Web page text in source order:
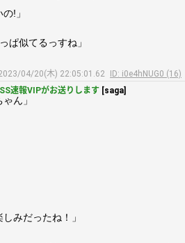
!」
ぱ似てるっすね」
04/20(木) 22:05:01.62
ID: i0e4hNUG0 (16)
速報VIPがお送りします [saga]
ん」
みだったね！」